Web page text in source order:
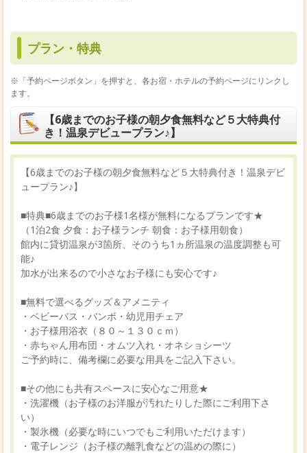
プラン・特典
※「予約ページボタン」を押すと、各お宿・ホテルの予約ページにリンクし
ます。
【6歳までのお子様の朝夕食無料など５大特典付
き！温泉デビュープラン♪】
【6歳までのお子様の朝夕食無料など５大特典付き！温泉デビ
ュープラン♪】
■特典■6歳までのお子様1名様が無料になるプランです★
（1泊2食 夕食：お子様ランチ 朝食：お子様用朝食）
館内に貸切温泉が3箇所、そのうち1ヵ所温泉の温度調整も可
能♪
加水が出来るので小さなお子様にも安心です♪
■無料で選べるグッズ＆アメニティ
・ベビーバス・バンボ・幼児用チェア
・お子様用浴衣（８０～１３０ｃｍ）
・赤ちゃん用布団・オムツ入れ・オネショシーツ
ご予約時に、備考欄に必要な用具をご記入下さい。
■その他にも共有スペースに安心なご用意★
・洗濯機（お子様のお洋服が汚れたりした際にご利用下さ
い）
・製氷機（必要な時にいつでもご利用いただけます）
・電子レンジ（お子様の離乳食などの温めの際に）